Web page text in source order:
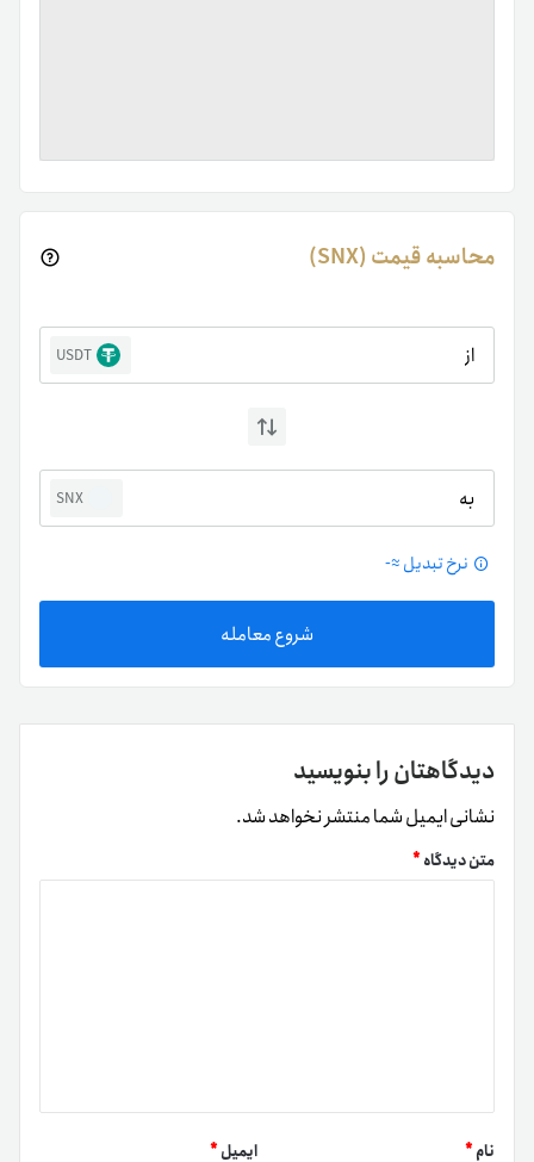
محاسبه قیمت (SNX)
از USDT
به SNX
نرخ تبدیل ≈-
شروع معامله
دیدگاهتان را بنویسید
نشانی ایمیل شما منتشر نخواهد شد.
متن دیدگاه*
نام* ایمیل*